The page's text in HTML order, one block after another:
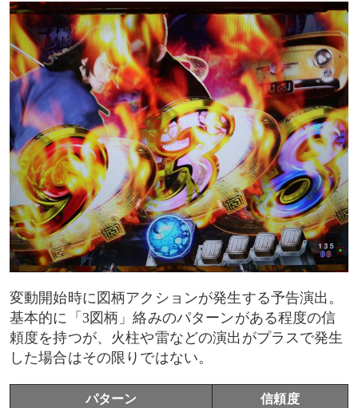
カモメ
操作パネル・ダイアリー
変動開始時に図柄アクションが発生する予告演出。
基本的に「3図柄」絡みのパターンがある程度の信
頼度を持つが、火柱や雷などの演出がプラスで発生
した場合はその限りではない。
パターン 信頼度